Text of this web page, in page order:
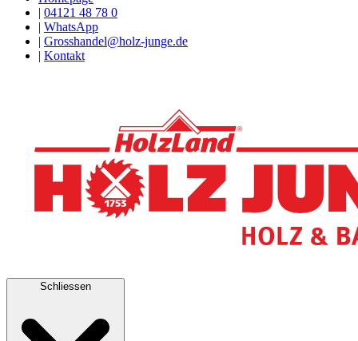
| 04121 48 78 0
| WhatsApp
| Grosshandel@holz-junge.de
| Kontakt
Schliessen